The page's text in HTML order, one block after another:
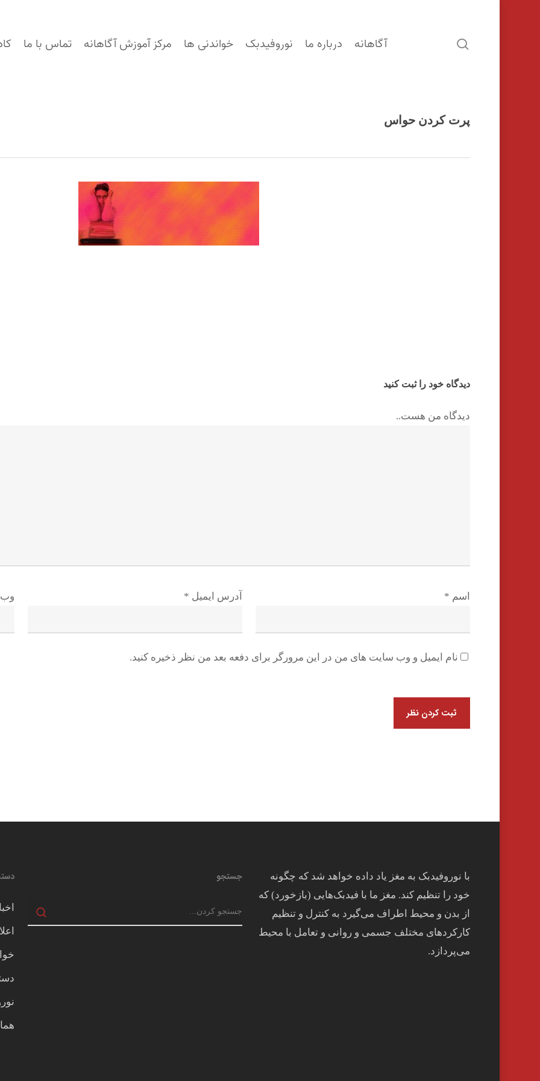
آگاهانه درباره ما نوروفیدبک خواندنی ها مرکز آموزش آگاهانه تماس با ما search
پرت کردن حواس
دیدگاه خود را ثبت کنید
دیدگاه من هست..
اسم * آدرس ایمیل *
نام ایمیل و وب سایت های من در این مرورگر برای دفعه بعد من نظر ذخیره کنید.
جستجو
با نوروفیدبک به مغز ياد داده خواهد شد كه چگونه
خود را تنظيم كند. مغز ما با فيدبک‌هايی (بازخورد) که
از بدن و محيط اطراف می‌گيرد به کنترل و تنظيم
کارکردهای مختلف جسمی و روانی و تعامل با محيط
می‌پردازد.